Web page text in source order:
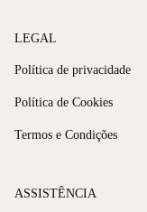
LEGAL
Política de privacidade
Política de Cookies
Termos e Condições
ASSISTÊNCIA